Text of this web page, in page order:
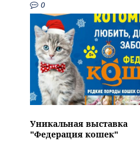
0
Уникальная выставка
"Федерация кошек"